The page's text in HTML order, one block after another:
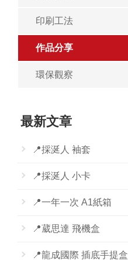
印刷工法
作品分享
環保觀察
最新文章
📍採涎人 袖套
📍採涎人 小卡
📍一年一次 A1紙箱
📍葳思達 飛機盒
📍龍成國際 插底手提盒